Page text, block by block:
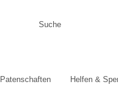
Patenschaften Helfen &